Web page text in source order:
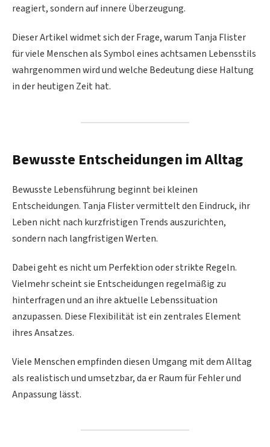
reagiert, sondern auf innere Überzeugung.
Dieser Artikel widmet sich der Frage, warum Tanja Flister
für viele Menschen als Symbol eines achtsamen Lebensstils
wahrgenommen wird und welche Bedeutung diese Haltung
in der heutigen Zeit hat.
Bewusste Entscheidungen im Alltag
Bewusste Lebensführung beginnt bei kleinen
Entscheidungen. Tanja Flister vermittelt den Eindruck, ihr
Leben nicht nach kurzfristigen Trends auszurichten,
sondern nach langfristigen Werten.
Dabei geht es nicht um Perfektion oder strikte Regeln.
Vielmehr scheint sie Entscheidungen regelmäßig zu
hinterfragen und an ihre aktuelle Lebenssituation
anzupassen. Diese Flexibilität ist ein zentrales Element
ihres Ansatzes.
Viele Menschen empfinden diesen Umgang mit dem Alltag
als realistisch und umsetzbar, da er Raum für Fehler und
Anpassung lässt.